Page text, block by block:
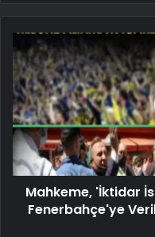
Mahkeme, 'İktidar
Fenerbahçe'ye